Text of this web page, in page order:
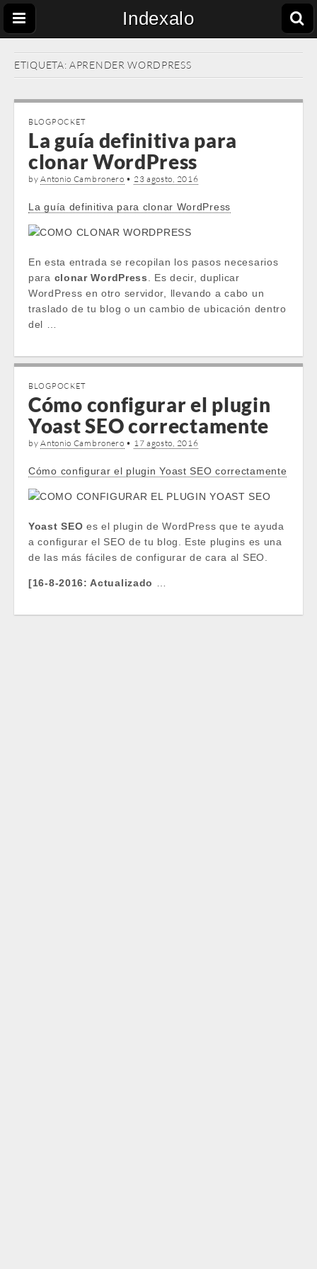
Indexalo
ETIQUETA: APRENDER WORDPRESS
BLOGPOCKET
La guía definitiva para
clonar WordPress
byAntonio Cambronero • 23 agosto, 2016
La guía definitiva para clonar WordPress
En esta entrada se recopilan los pasos necesarios
para clonar WordPress
. Es decir, duplicar
WordPress en otro servidor, llevando a cabo un
traslado de tu blog o un cambio de ubicación dentro
del …
BLOGPOCKET
Cómo configurar el plugin
Yoast SEO correctamente
byAntonio Cambronero • 17 agosto, 2016
Cómo configurar el plugin Yoast SEO correctamente
Yoast SEO es el plugin de WordPress que te ayuda
a configurar el SEO de tu blog. Este plugins es una
de las más fáciles de configurar de cara al SEO.
[16-8-2016: Actualizado